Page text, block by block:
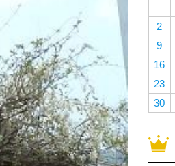
2
9
16
23
30